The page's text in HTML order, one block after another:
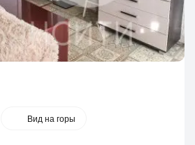
Вид на горы